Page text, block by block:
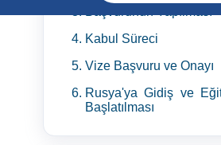
Kabul Süreci
Vize Başvuru ve Onayı
Rusya'ya Gidiş ve
Başlatılması